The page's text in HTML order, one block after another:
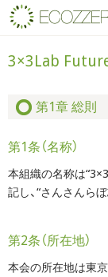
3×3Lab
第1章 総則
第1条（名称）
本組織の名称は
記し、“さんさんら
第2条（所在地）
本会の所在地は東